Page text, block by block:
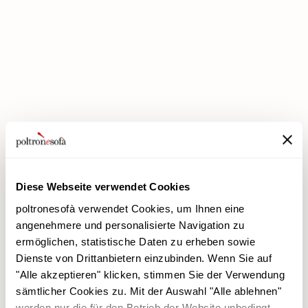
Diese Webseite verwendet Cookies
poltronesofà verwendet Cookies, um Ihnen eine
angenehmere und personalisierte Navigation zu
ermöglichen, statistische Daten zu erheben sowie
Dienste von Drittanbietern einzubinden. Wenn Sie auf
"Alle akzeptieren" klicken, stimmen Sie der Verwendung
sämtlicher Cookies zu. Mit der Auswahl "Alle ablehnen"
poltronesofà
Warum uns wählen
Unsere Filialen
Produkte
Werbeaktionen
Verkleidungen